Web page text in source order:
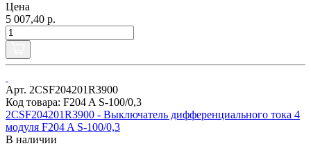
Цена
5 007,40 р.
Арт. 2CSF204201R3900
Код товара: F204 A S-100/0,3
2CSF204201R3900 - Выключатель дифференциального тока 4
модуля F204 A S-100/0,3
В наличии